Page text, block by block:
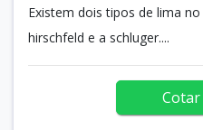
Existem dois tipos de lima
hirschfeld e a schluger....